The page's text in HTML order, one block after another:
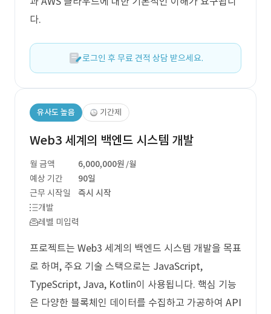
다.
로그인 후 무료 견적 상담 받으세요.
유사도 높음 기간제
Web3 세계의 백엔드 시스템 개발
월 금액 6,000,000원 /월
예상 기간
90일
근무 시작일
즉시 시작
개발
레벨 미입력
프로젝트는 Web3 세계의 백엔드 시스템 개발을 목표
로 하며, 주요 기술 스택으로는 JavaScript,
TypeScript, Java, Kotlin이 사용됩니다. 핵심 기능
은 다양한 블록체인 데이터를 수집하고 가공하여 API